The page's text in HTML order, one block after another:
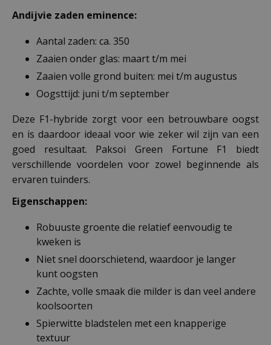
Andijvie zaden eminence:
Aantal zaden: ca. 350
Zaaien onder glas: maart t/m mei
Zaaien volle grond buiten: mei t/m augustus
Oogsttijd: juni t/m september
Deze F1-hybride zorgt voor een betrouwbare oogst
en is daardoor ideaal voor wie zeker wil zijn van een
goed resultaat. Paksoi Green Fortune F1 biedt
verschillende voordelen voor zowel beginnende als
ervaren tuinders.
Eigenschappen:
Robuuste groente die relatief eenvoudig te
kweken is
Niet snel doorschietend, waardoor je langer
kunt oogsten
Zachte, volle smaak die milder is dan veel andere
koolsoorten
Spierwitte bladstelen met een knapperige
textuur